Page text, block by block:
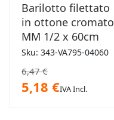
Barilotto filettato
in ottone cromato
MM 1/2 x 60cm
Sku: 343-VA795-04060
6,47 €
5,18 €IVA Incl.